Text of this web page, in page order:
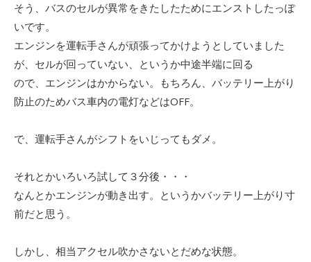
そう、バスのセルが異常をきたしたためにエンストしたっぽ
いです。
エンジンを運転手さんが頑張ってかけようとしていました
が、セルが回っていない、というか中途半端に回る
ので、エンジンはかからない。もちろん、バッテリー上がり
防止のためバス車内の電灯などはOFF。
で、運転手さんがシフトをいじってもダメ。
それとかいろいろ試して３分後・・・
なんとかエンジンが動き出す。というかバッテリー上がり寸
前だと思う。
しかし、相当アクセル吹かさないとだめな状態。